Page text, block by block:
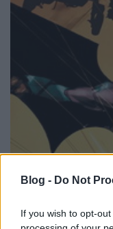
Blog - Do Not
If you wish to opt-